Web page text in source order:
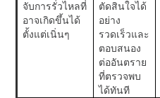
จับการรั่วไหลที่
อาจเกิดขึ้นได้
ตั้งแต่เนิ่นๆ
ตัดสินใจได้
อย่าง
รวดเร็วและ
ตอบสนอง
ต่ออันตราย
ที่ตรวจพบ
ได้ทันที